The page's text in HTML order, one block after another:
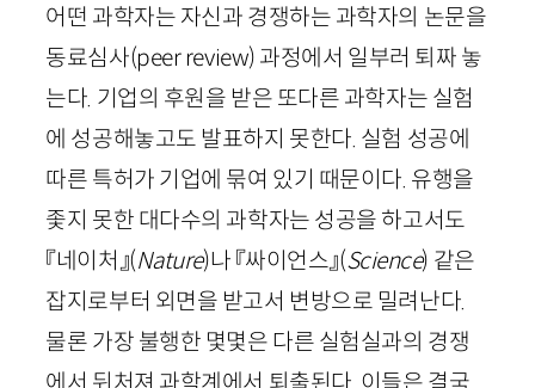
어떤 과학자는 자신과 경쟁하는 과학자의 논문을
동료심사(peer review) 과정에서 일부러 퇴짜 놓
는다. 기업의 후원을 받은 또다른 과학자는 실험
에 성공해놓고도 발표하지 못한다. 실험 성공에
따른 특허가 기업에 묶여 있기 때문이다. 유행을
좇지 못한 대다수의 과학자는 성공을 하고서도
『네이처』(Nature)나 『싸이언스』(Science) 같은
잡지로부터 외면을 받고서 변방으로 밀려난다.
물론 가장 불행한 몇몇은 다른 실험실과의 경쟁
에서 뒤처져 과학계에서 퇴출된다. 이들은 결국